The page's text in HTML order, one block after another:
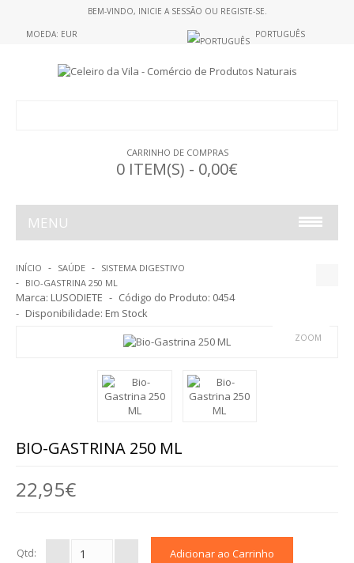
BEM-VINDO, INICIE A SESSÃO OU REGISTE-SE.
MOEDA: EUR PORTUGUÊS
CARRINHO DE COMPRAS
0 ITEM(S) - 0,00€
MENU
ALIMENTOS S/GLUTEN
BOLACHAS E BISCOITOS
CEREAIS
INÍCIO SAÚDE
SISTEMA DIGESTIVO
BIO-GASTRINA 250 ML
Marca: LUSODIETE Código do Produto: 0454
Disponibilidade: Em Stock
ZOOM
BIO-GASTRINA 250 ML
22,95€
Qtd: